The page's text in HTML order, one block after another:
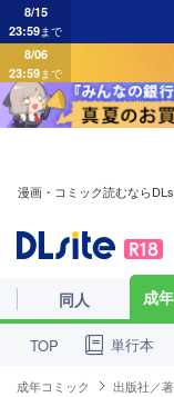
8/15
23:59まで
8/06
23:59まで
漫画・コミック読むなら
同人 成
TOP 単行本
成年コミック 出版社／